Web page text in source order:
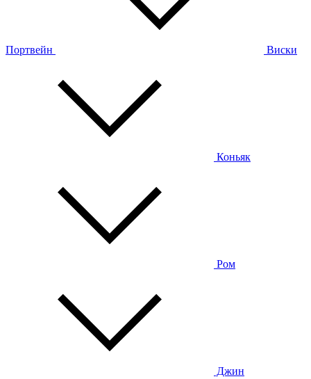
Портвейн Виски
Коньяк
Ром
Джин